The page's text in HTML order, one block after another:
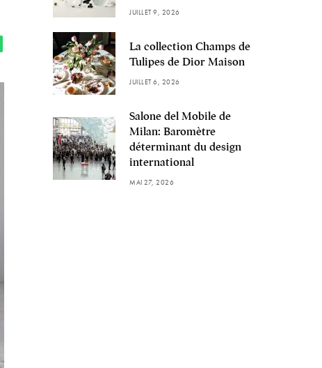
JUILLET 9, 2026
La collection Champs de
Tulipes de Dior Maison
JUILLET 6, 2026
Salone del Mobile de
Milan: Baromètre
déterminant du design
international
MAI 27, 2026